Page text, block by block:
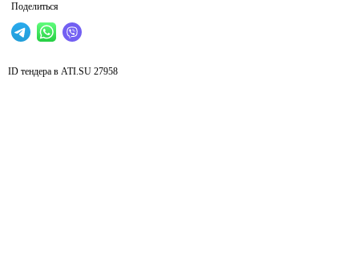
Поделиться
ID тендера в ATI.SU 27958